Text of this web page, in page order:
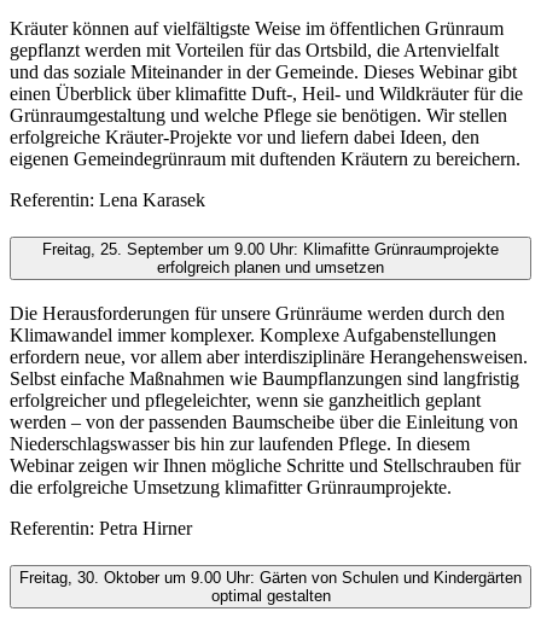
Kräuter können auf vielfältigste Weise im öffentlichen Grünraum
gepflanzt werden mit Vorteilen für das Ortsbild, die Artenvielfalt
und das soziale Miteinander in der Gemeinde. Dieses Webinar gibt
einen Überblick über klimafitte Duft-, Heil- und Wildkräuter für die
Grünraumgestaltung und welche Pflege sie benötigen. Wir stellen
erfolgreiche Kräuter-Projekte vor und liefern dabei Ideen, den
eigenen Gemeindegrünraum mit duftenden Kräutern zu bereichern.
Referentin: Lena Karasek
Freitag, 25. September um 9.00 Uhr: Klimafitte Grünraumprojekte
erfolgreich planen und umsetzen
Die Herausforderungen für unsere Grünräume werden durch den
Klimawandel immer komplexer. Komplexe Aufgabenstellungen
erfordern neue, vor allem aber interdisziplinäre Herangehensweisen.
Selbst einfache Maßnahmen wie Baumpflanzungen sind langfristig
erfolgreicher und pflegeleichter, wenn sie ganzheitlich geplant
werden – von der passenden Baumscheibe über die Einleitung von
Niederschlagswasser bis hin zur laufenden Pflege. In diesem
Webinar zeigen wir Ihnen mögliche Schritte und Stellschrauben für
die erfolgreiche Umsetzung klimafitter Grünraumprojekte.
Referentin: Petra Hirner
Freitag, 30. Oktober um 9.00 Uhr: Gärten von Schulen und Kindergärten
optimal gestalten